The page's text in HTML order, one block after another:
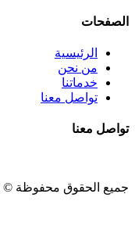
الصفحات
الرئيسية
من نحن
خدماتنا
تواصل معنا
تواصل معنا
جميع الحقوق محفوظة ©